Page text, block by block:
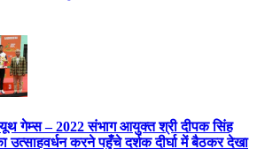
गेम्स – 2022 संभाग आयुक्त श्री दीपक सिंह
उत्साहवर्धन करने पहुँचे दर्शक दीर्घा में बैठकर देखा